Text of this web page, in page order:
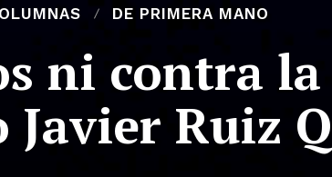
DE PRIMERA MANO
ni contra
Javier Ruiz